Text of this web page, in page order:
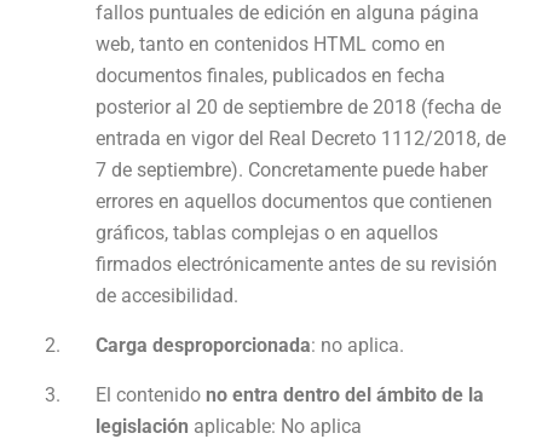
fallos puntuales de edición en alguna página
web, tanto en contenidos HTML como en
documentos finales, publicados en fecha
posterior al 20 de septiembre de 2018 (fecha de
entrada en vigor del Real Decreto 1112/2018, de
7 de septiembre). Concretamente puede haber
errores en aquellos documentos que contienen
gráficos, tablas complejas o en aquellos
firmados electrónicamente antes de su revisión
de accesibilidad.
Carga desproporcionada: no aplica.
El contenido no entra dentro del ámbito de la
legislación aplicable: No aplica